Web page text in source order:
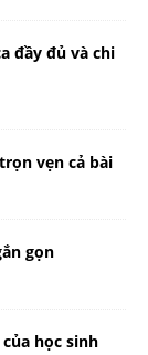
đầy đủ và chi
vẹn cả bài
gọn
học sinh